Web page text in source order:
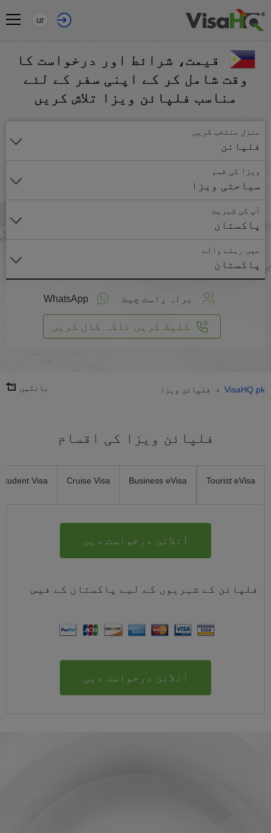
ur
قیمت، شرائط اور درخواست کا
وقت شامل کر کے اپنی سفر کے لئے
مناسب فلپائن ویزا تلاش کریں
منزل منتخب کریں
فلپائن
ویزا کی قسم
سیاحتی ویزا
آپ کی شہریت
پاکستان
میں رہنے والے
پاکستان
براہ راست چیٹ WhatsApp
کلیک کریں تاکہ کال کریں
VisaHQ.pk
› فلپائن ویزا بانٹیں
فلپائن ویزا کی اقسام
Tourist eVisa
Business eVisa
Cruise Visa
Student Visa
آنلائن درخواست دیں
فلپائن کے شہریوں کے لیے پاکستان کے فیس
آنلائن درخواست دیں